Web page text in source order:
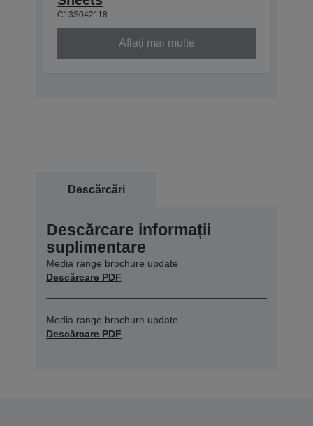
C13S042118
Aflați mai multe
Descărcări
Descărcare informații
suplimentare
Media range brochure update
Descărcare PDF
Media range brochure update
Descărcare PDF